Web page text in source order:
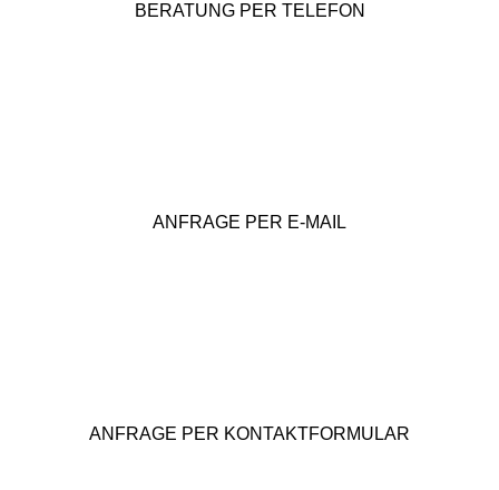
BERATUNG PER TELEFON
ANFRAGE PER E-MAIL
ANFRAGE PER KONTAKTFORMULAR